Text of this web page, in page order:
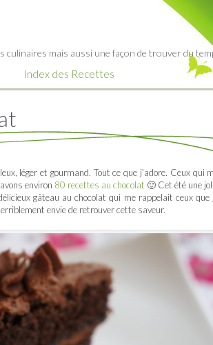
culinaires mais aussi une façon de trouver du
Index des Recettes
léger et gourmand. Tout ce que j’adore. Ceux qui
environ 80 recettes au chocolat 🙂 Cet été une
gâteau au chocolat qui me rappelait ceux que
envie de retrouver cette saveur.